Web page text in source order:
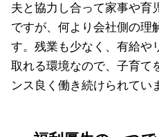
夫と協力し合って家事や育
ですが、何より会社側の理
す。残業も少なく、有給や
取れる環境なので、子育て
ンス良く働き続けられてい